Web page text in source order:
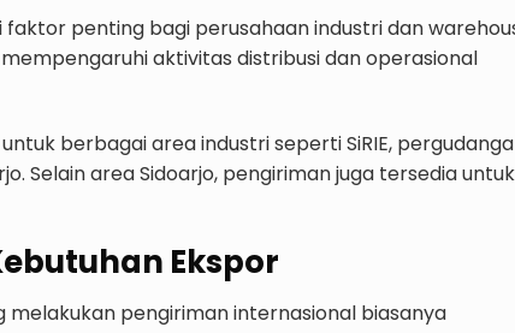
penting bagi perusahaan industri dan
aktivitas distribusi dan operasional
berbagai area industri seperti SiRIE,
Selain area Sidoarjo, pengiriman juga tersedia untuk
Ekspor
pengiriman internasional biasanya